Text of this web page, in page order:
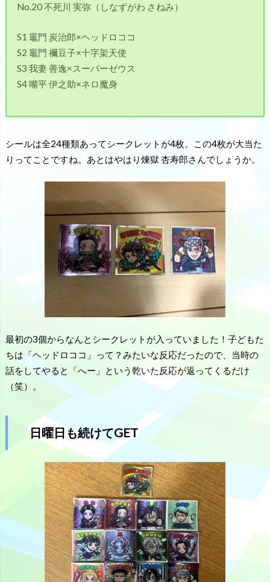
No.20 不死川 実弥（しなずがわ さねみ）
S1 竈門 炭治郎×ヘッドロココ
S2 竈門 禰豆子×十字架天使
S3 我妻 善逸×スーパーゼウス
S4 嘴平 伊之助×ネロ魔身
シールは全24種類あってシークレットが4枚。この4枚が大当た
りってことですね。あとはやはり煉獄 杏寿郎さんでしょうか。
最初の3個からなんとシークレットが入っていました！子どもた
ちは「ヘッドロココ」って？みたいな反応だったので、当時の
話をしてやると「へー」という乾いた反応が返ってくるだけ
（笑）。
日曜日も続けてGET